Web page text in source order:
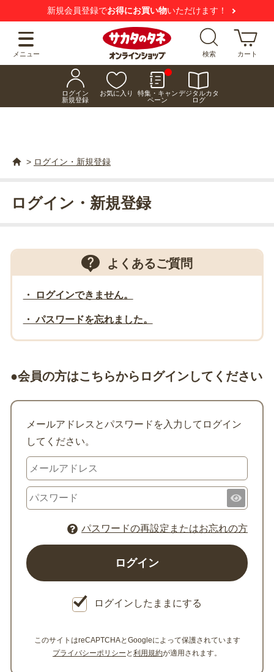
新規会員登録でお得にお買い物いただけます！
メニュー 検索 カート
ログイン
新規登録
お気に入り
特集・キャン
ペーン
デジタルカタ
ログ
> ログイン・新規登録
ログイン・新規登録
よくあるご質問
・ ログインできません。
・ パスワードを忘れました。
●会員の方はこちらからログインしてください
メールアドレスとパスワードを入力してログイン
してください。
パスワードの再設定またはお忘れの方
ログインしたままにする
このサイトはreCAPTCHAとGoogleによって保護されています
プライバシーポリシー と 利用規約が適用されます。